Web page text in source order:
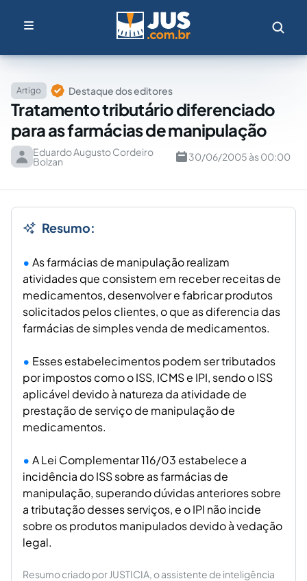
Artigo Destaque dos editores
Tratamento tributário diferenciado
para as farmácias de manipulação
Eduardo Augusto Cordeiro
Bolzan 30/06/2005 às 00:00
Resumo:
As farmácias de manipulação realizam
atividades que consistem em receber receitas de
medicamentos, desenvolver e fabricar produtos
solicitados pelos clientes, o que as diferencia das
farmácias de simples venda de medicamentos.
Esses estabelecimentos podem ser tributados
por impostos como o ISS, ICMS e IPI, sendo o ISS
aplicável devido à natureza da atividade de
prestação de serviço de manipulação de
medicamentos.
A Lei Complementar 116/03 estabelece a
incidência do ISS sobre as farmácias de
manipulação, superando dúvidas anteriores sobre
a tributação desses serviços, e o IPI não incide
sobre os produtos manipulados devido à vedação
legal.
Resumo criado por JUSTICIA, o assistente de inteligência